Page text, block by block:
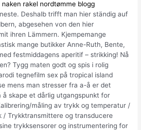
rakel nordtømme blogg
Deshalb trifft man hier ständig auf
abgesehen von den hier
ihren Lämmern. Kjempemange
mange butikker Anne-Ruth, Bente,
festmiddagens aperitif – strikking! Nå
Tygg maten godt og spis i rolig
tegnefilm sex på tropical island
mens man stresser fra a-å er det
å skape et dårlig utgangspunkt for
måling av trykk og temperatur /
/ Trykktransmittere og transducere
trykksensorer og instrumentering for